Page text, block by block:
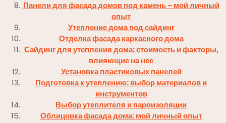
Панели для фасада домов под камень ౼ мой личный
опыт
Утепление дома под сайдинг
Отделка фасада каркасного дома
Сайдинг для утепления дома: стоимость и факторы,
влияющие на нее
Установка пластиковых панелей
Подготовка к утеплению: выбор материалов и
инструментов
Выбор утеплителя и пароизоляции
Облицовка фасада дома: мой личный опыт